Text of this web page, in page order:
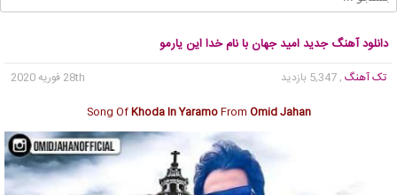
دانلود آهنگ جدید امید جهان با نام خدا این یارمو
تک آهنگ , 5,347 بازدید
28th فوریه 2020
Song OfKhoda In YaramoFrom Omid Jahan